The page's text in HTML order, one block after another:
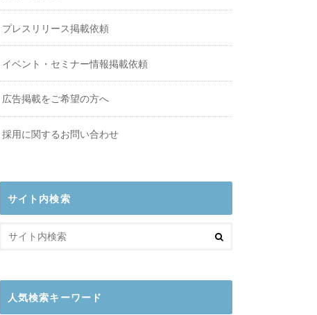
プレスリリース掲載依頼
イベント・セミナー情報掲載依頼
広告掲載をご希望の方へ
採用に関するお問い合わせ
サイト内検索
人気検索キーワード